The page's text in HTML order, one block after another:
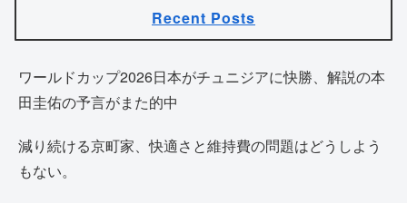
Recent Posts
ワールドカップ2026日本がチュニジアに快勝、解説の本
田圭佑の予言がまた的中
減り続ける京町家、快適さと維持費の問題はどうしよう
もない。